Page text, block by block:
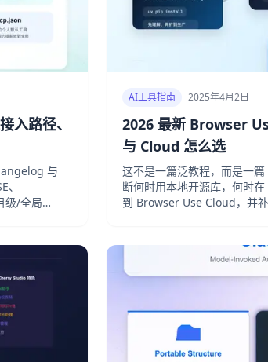
入路径、
与
级/全局
AI工具指南 2025年4月2日
2026 最新 Browser
与 Cloud 怎么选
这不是一篇泛教程，而是一
断何时用本地开源库，何时
到 Browser Use Cloud，并